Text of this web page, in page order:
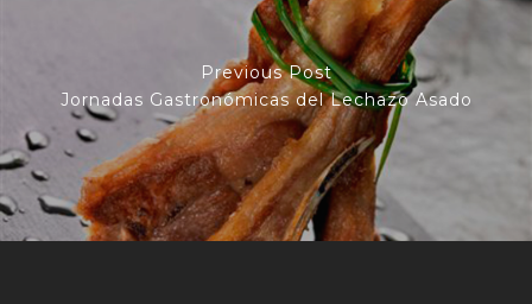
Previous Post
Jornadas Gastronómicas del Lechazo Asado